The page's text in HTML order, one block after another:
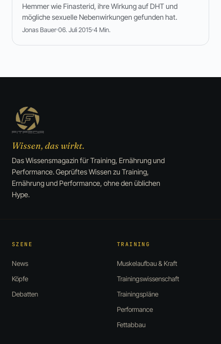
Hemmer wie Finasterid, ihre Wirkung auf DHT und
mögliche sexuelle Nebenwirkungen gefunden hat.
Jonas Bauer 06. Juli 2015 4 Min.
Wissen, das wirkt.
Das Wissensmagazin für Training, Ernährung und
Performance. Geprüftes Wissen zu Training,
Ernährung und Performance, ohne den üblichen
Hype.
SZENE
News
Köpfe
Debatten
TRAINING
Muskelaufbau & Kraft
Trainingswissenschaft
Trainingspläne
Performance
Fettabbau